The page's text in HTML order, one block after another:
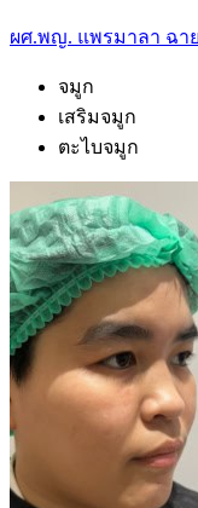
ผศ.พญ. แพรมาลา ฉา
จมูก
เสริมจมูก
ตะไบจมูก